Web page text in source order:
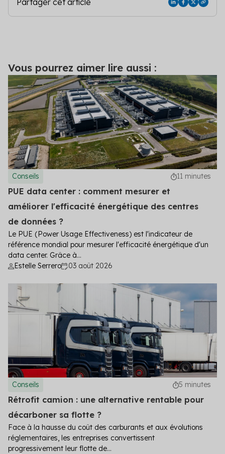
Partager cet article
Vous pourrez aimer lire aussi :
Conseils 11 minutes
PUE data center : comment mesurer et
améliorer l'efficacité énergétique des centres
de données ?
Le PUE (Power Usage Effectiveness) est l'indicateur de
référence mondial pour mesurer l'efficacité énergétique d'un
data center. Grâce à...
Estelle Serrero
03 août 2026
Conseils 5 minutes
Rétrofit camion : une alternative rentable pour
décarboner sa flotte ?
Face à la hausse du coût des carburants et aux évolutions
réglementaires, les entreprises convertissent
progressivement leur flotte de...